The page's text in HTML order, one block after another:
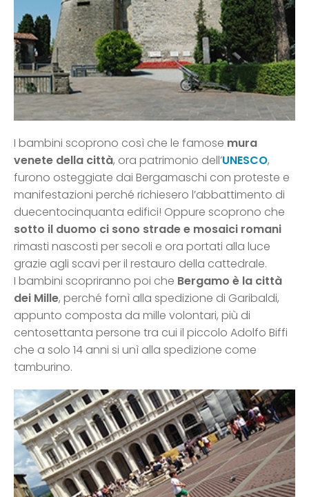
I bambini scoprono così che le famose mura
venete della città, ora patrimonio dell’UNESCO,
furono osteggiate dai Bergamaschi con proteste e
manifestazioni perché richiesero l’abbattimento di
duecentocinquanta edifici! Oppure scoprono che
sotto il duomo ci sono strade e mosaici romani
rimasti nascosti per secoli e ora portati alla luce
grazie agli scavi per il restauro della cattedrale.
I bambini scopriranno poi che Bergamo è la città
dei Mille, perché fornì alla spedizione di Garibaldi,
appunto composta da mille volontari, più di
centosettanta persone tra cui il piccolo Adolfo Biffi
che a solo 14 anni si unì alla spedizione come
tamburino.